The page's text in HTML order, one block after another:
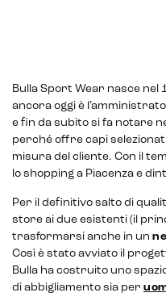
E-commerce
E-commerce store
Bulla Sport Wear nasce nel
ancora oggi è
e fin da subito si fa notare
perché offre capi
misura del cliente. Con il
lo shopping a Piacenza e
Per il definitivo salto di
store ai due esistenti (il
trasformarsi anche in un
Così è stato avviato il
Bulla ha costruito uno
di abbigliamento sia per